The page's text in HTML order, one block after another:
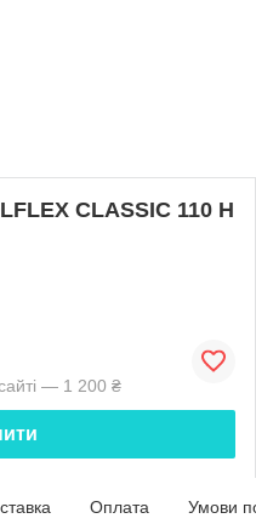
CLASSIC 110 H
— 1 200 ₴
Оплата Умови